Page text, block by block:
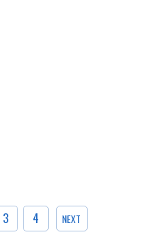
3 4 NEXT